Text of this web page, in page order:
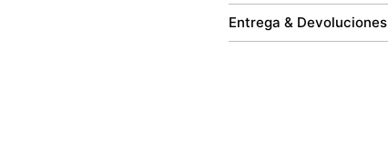
Entrega & Devoluciones